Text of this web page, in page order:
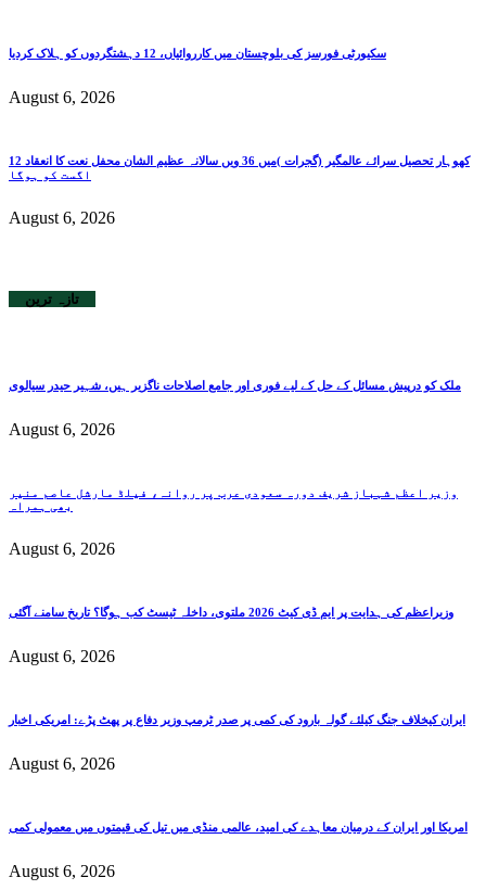
سکیورٹی فورسز کی بلوچستان میں کارروائیاں، 12 دہشتگردوں کو ہلاک کردیا
August 6, 2026
کھوہار تحصیل سرائے عالمگیر (گجرات )میں 36 ویں سالانہ عظیم الشان محفل نعت کا انعقاد 12
اگست کو ہوگا
August 6, 2026
تازہ ترین
ملک کو درپیش مسائل کے حل کے لیے فوری اور جامع اصلاحات ناگزیر ہیں، شہیر حیدر سیالوی
August 6, 2026
وزیر اعظم شہباز شریف دورہ سعودی عرب پر روانہ، فیلڈ مارشل عاصم منیر
بھی ہمراہ
August 6, 2026
وزیراعظم کی ہدایت پر ایم ڈی کیٹ 2026 ملتوی، داخلہ ٹیسٹ کب ہوگا؟ تاریخ سامنے آگئی
August 6, 2026
ایران کیخلاف جنگ کیلئے گولہ بارود کی کمی پر صدر ٹرمپ وزیر دفاع پر پھٹ پڑے: امریکی اخبار
August 6, 2026
امریکا اور ایران کے درمیان معاہدے کی امید، عالمی منڈی میں تیل کی قیمتوں میں معمولی کمی
August 6, 2026